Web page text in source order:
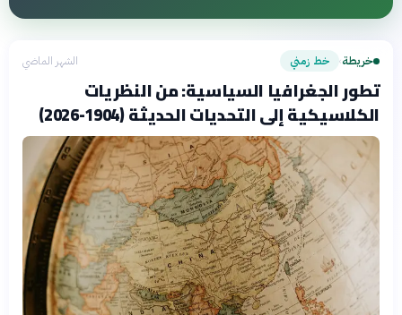
خريطة› خط زمني الشهر الماضي
تطور الجغرافيا السياسية: من النظريات
الكلاسيكية إلى التحديات الحديثة (1904-2026)